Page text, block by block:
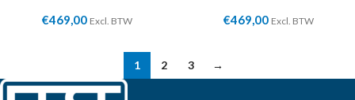
€469,00 Excl. BTW €469,00 Excl. BTW
1 2 3 →